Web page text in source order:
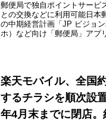
郵便局で独自ポイントサービ
との交換などに利用可能日本
の中期経営計画「JP ビジョ
ホ）など向け「郵便局」アプ
イントサービス「ゆうゆう
楽天モバイル、全国
するチラシを順次設
年4月末までに閉店